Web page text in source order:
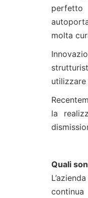
molta
utilizzare
la
Quali